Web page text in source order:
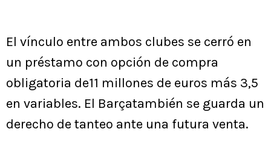
El vínculo entre ambos clubes se cerró en
un préstamo con opción de compra
obligatoria de11 millones de euros más 3,5
en variables. El Barçatambién se guarda un
derecho de tanteo ante una futura venta.